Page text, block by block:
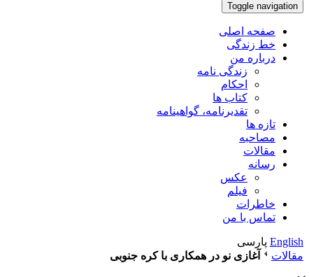
Toggle navigation
صفحه اصلی
خط زندگی
درباره من
زندگی نامه
احکام
کتاب ها
تقدیرنامه، گواهینامه
تازه ها
مصاحبه
مقالات
رسانه
عکس
فیلم
خاطرات
تماس با من
English پارسی
مقالات
آغازی نو در همکاری با کره جنوبی